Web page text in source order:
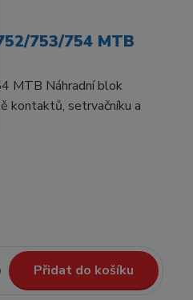
753/754 MTB
MTB Náhradní blok
kontaktů, setrvačníku a
Přidat do košíku